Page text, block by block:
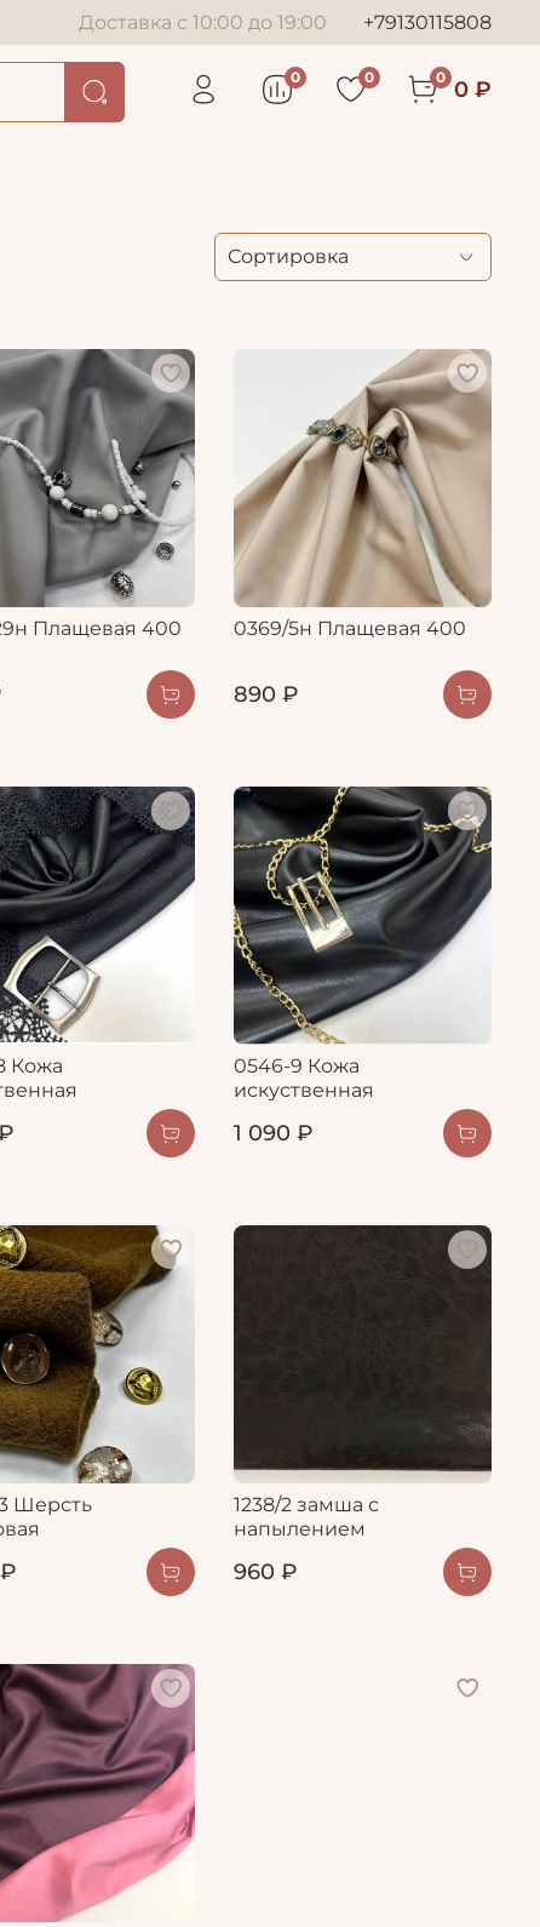
Доставка с 10:00 до 19:00 +79130115808
0 0 0 0 ₽
Плащевая 400 0369/5н Плащевая 400
890 ₽
Кожа
0546-9 Кожа
искуственная
1 090 ₽
Шерсть
1238/2 замша с
напылением
960 ₽